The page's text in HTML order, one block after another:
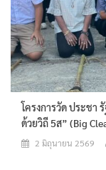
โครงการวัด ประชา
ด้วยวิถี 5ส” (Big
2 มิถุนายน 2569